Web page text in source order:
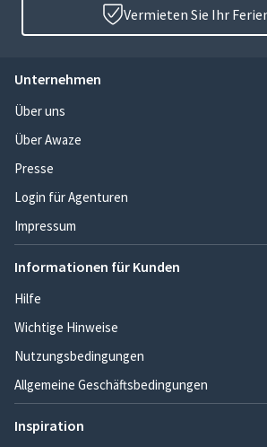
Vermieten Sie Ihr
Unternehmen
Über uns
Über Awaze
Presse
Login für Agenturen
Impressum
Informationen für Kunden
Hilfe
Wichtige Hinweise
Nutzungsbedingungen
Allgemeine Geschäftsbedingungen
Inspiration